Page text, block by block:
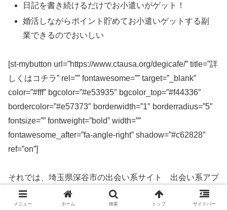
日記を書き続けるだけでお小遣いがゲット！
婚活しながらポイント貯めてお小遣いゲットする副
業できるのでおいしい
[st-mybutton url=”https://www.ctausa.org/degicafe/” title=”詳
しくはコチラ” rel=”” fontawesome=”” target=”_blank”
color=”#fff” bgcolor=”#e53935″ bgcolor_top=”#f44336″
bordercolor=”#e57373″ borderwidth=”1″ borderradius=”5″
fontsize=”” fontweight=”bold” width=””
fontawesome_after=”fa-angle-right” shadow=”#c62828″
ref=”on”]
それでは、埼玉県深谷市の出会い系サイト 出会い系アプ
リを実際に使ってみた感想などを解説します。
メニュー ホーム 検索 トップ サイドバー